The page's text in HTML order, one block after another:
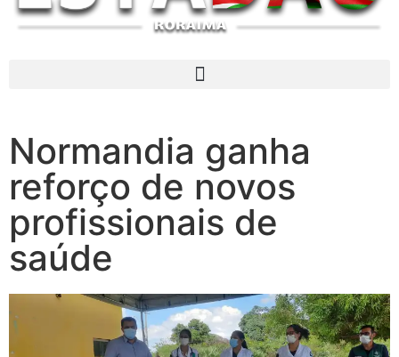
Normandia ganha
reforço de novos
profissionais de
saúde